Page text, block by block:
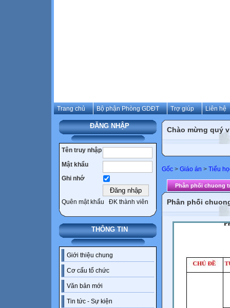
Trang chủ Bộ phận Phòng GDĐT Trợ giúp Liên hệ
ĐĂNG NHẬP
Tên truy nhập
Mật khẩu
Ghi nhớ
Quên mật khẩu ĐK thành viên
THÔNG TIN
Giới thiệu chung
Cơ cấu tổ chức
Văn bản mới
Tin tức - Sự kiện
Chào mừng quý
Gốc > Giáo án > Tiểu
Phân phối chuong
Phân phối